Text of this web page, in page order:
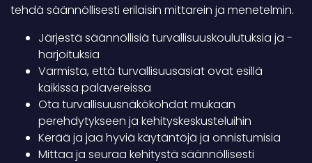
tehdä säännöllisesti erilaisin mittarein ja menetelmin.
Järjestä säännöllisiä turvallisuuskoulutuksia ja -
harjoituksia
Varmista, että turvallisuusasiat ovat esillä
kaikissa palavereissa
Ota turvallisuusnäkökohdat mukaan
perehdytykseen ja kehityskeskusteluihin
Kerää ja jaa hyviä käytäntöjä ja onnistumisia
Mittaa ja seuraa kehitystä säännöllisesti